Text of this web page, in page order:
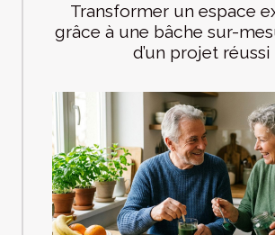
Transformer un espace
grâce à une bâche sur-
d’un projet réussi